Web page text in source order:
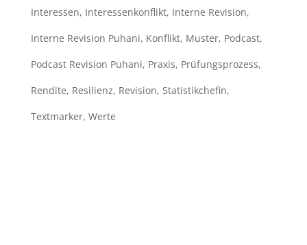
Interessen, Interessenkonflikt, Interne Revision,
Interne Revision Puhani, Konflikt, Muster, Podcast,
Podcast Revision Puhani, Praxis, Prüfungsprozess,
Rendite, Resilienz, Revision, Statistikchefin,
Textmarker, Werte